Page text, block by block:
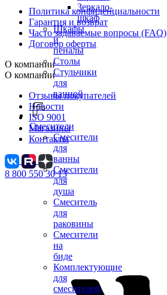
Зеркало-
шкаф
Шкафы
и
пеналы
Столы
Стульчики
для
ванной
Смесители
Смесители
для
ванны
Смесители
для
душа
Смеситель
для
раковины
Смесители
на
биде
Комплектующие
для
смесителей
Политика конфиденциальности
Гарантия и возврат
Часто задаваемые вопросы (FAQ)
Договор оферты
О компании
О компании
Отзывы покупателей
Новости
ISO 9001
Магазины
Контакты
8 800 550 30 13